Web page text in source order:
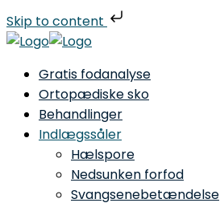
Skip to content
Gratis fodanalyse
Ortopædiske sko
Behandlinger
Indlægssåler
Hælspore
Nedsunken forfod
Svangsenebetændelse